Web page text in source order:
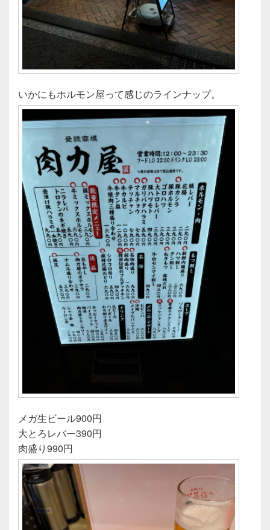
いかにもホルモン屋って感じのラインナップ。
メガ生ビール900円
大とろレバー390円
肉盛り990円